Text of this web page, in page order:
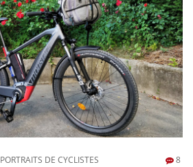
PORTRAITS DE CYCLISTES 8